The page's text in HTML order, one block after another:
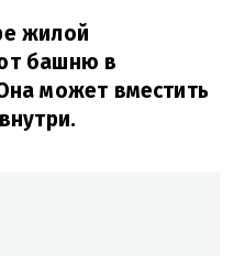
жилой
башню в
может вместить